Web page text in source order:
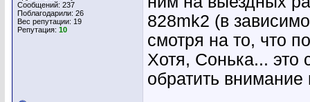
Сообщений: 237
Поблагодарили: 26
Вес репутации: 19
Репутация: 10
828mk2 (в
смотря на то, что
Хотя, Сонька... это
обратить